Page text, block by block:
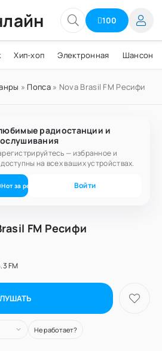
100
Хип-хоп Электронная Шансон
» Попса» Nova Brasil FM Ресифи
радиостанции и
— избранное и
на всех ваших устройствах.
Нот за регистрацию Войти
FM Ресифи
FM
Не работает?